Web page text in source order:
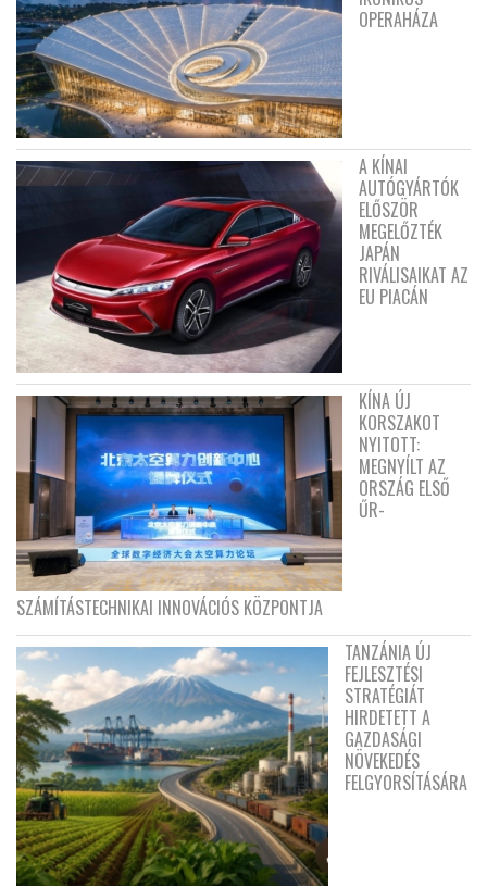
OPERAHÁZA
A KÍNAI
AUTÓGYÁRTÓK
ELŐSZÖR
MEGELŐZTÉK
JAPÁN
RIVÁLISAIKAT AZ
EU PIACÁN
KÍNA ÚJ
KORSZAKOT
NYITOTT:
MEGNYÍLT AZ
ORSZÁG ELSŐ
ŰR-
SZÁMÍTÁSTECHNIKAI INNOVÁCIÓS KÖZPONTJA
TANZÁNIA ÚJ
FEJLESZTÉSI
STRATÉGIÁT
HIRDETETT A
GAZDASÁGI
NÖVEKEDÉS
FELGYORSÍTÁSÁRA